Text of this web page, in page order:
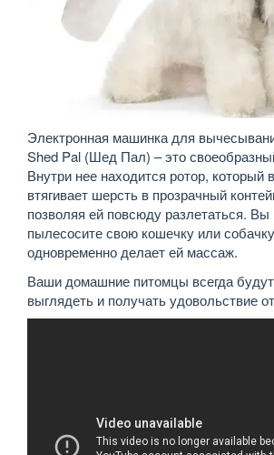
Электронная машинка для
Shed Pal (Шед Пал) – это
Внутри нее находится ротор, который
втягивает шерсть в прозрачный
позволяя ей повсюду разлетаться. Вы
пылесосите свою кошечку или
одновременно делает ей массаж.
Ваши домашние питомцы всегда
выглядеть и получать удовольствие